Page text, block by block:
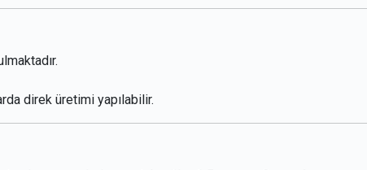
direk üretimi yapılabilir.